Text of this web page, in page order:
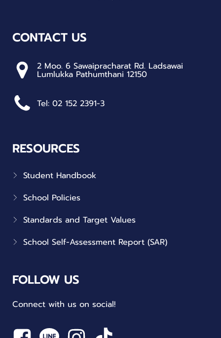
CONTACT US
2 Moo. 6 Sawaipracharat Rd. Ladsawai
Lumlukka Pathumthani 12150
Tel: 02 152 2391-3
RESOURCES
Student Handbook
School Policies
Standards and Target Values
School Self-Assessment Report (SAR)
FOLLOW US
Connect with us on social!